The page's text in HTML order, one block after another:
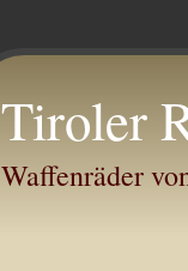
Tiroler
Waffenräder